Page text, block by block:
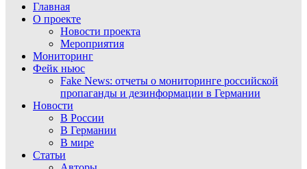
Главная
О проекте
Новости проекта
Мероприятия
Мониторинг
Фейк ньюс
Fake News: отчеты о мониторинге российской
пропаганды и дезинформации в Германии
Новости
В России
В Германии
В мире
Статьи